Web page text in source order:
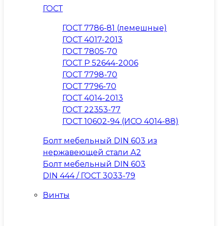
ГОСТ
ГОСТ 7786-81 (лемешные)
ГОСТ 4017-2013
ГОСТ 7805-70
ГОСТ Р 52644-2006
ГОСТ 7798-70
ГОСТ 7796-70
ГОСТ 4014-2013
ГОСТ 22353-77
ГОСТ 10602-94 (ИСО 4014-88)
Болт мебельный DIN 603 из
нержавеющей стали А2
Болт мебельный DIN 603
DIN 444 / ГОСТ 3033-79
Винты